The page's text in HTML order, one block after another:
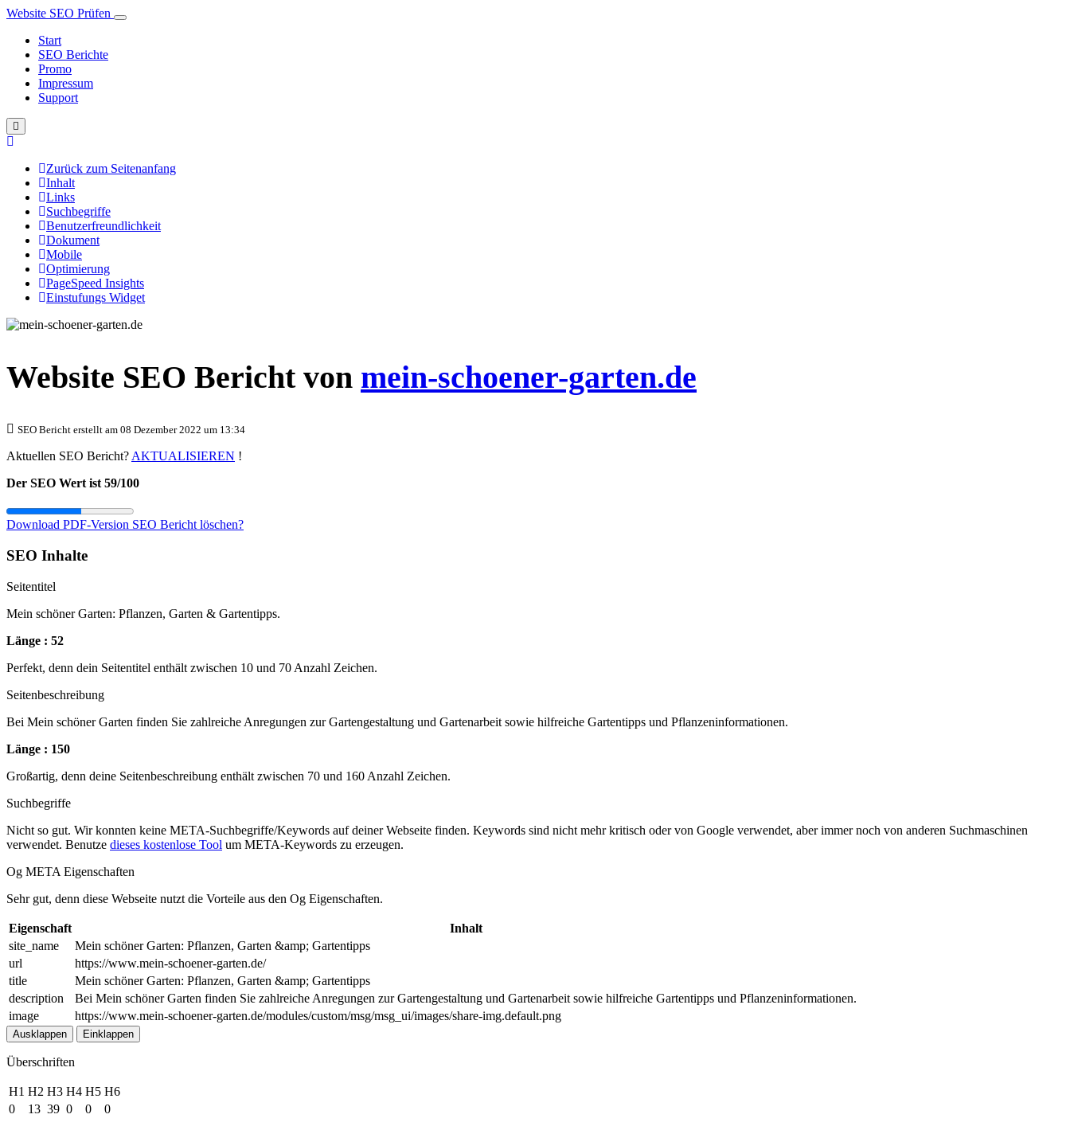
Website SEO Prüfen
Start
SEO Berichte
Promo
Impressum
Support
Zurück zum Seitenanfang
Inhalt
Links
Suchbegriffe
Benutzerfreundlichkeit
Dokument
Mobile
Optimierung
PageSpeed Insights
Einstufungs Widget
Website SEO Bericht von mein-schoener-garten.de
SEO Bericht erstellt am 08 Dezember 2022 um 13:34
Aktuellen SEO Bericht? AKTUALISIEREN !
Der SEO Wert ist 59/100
Download PDF-Version SEO Bericht löschen?
SEO Inhalte
Seitentitel
Mein schöner Garten: Pflanzen, Garten & Gartentipps.
Länge : 52
Perfekt, denn dein Seitentitel enthält zwischen 10 und 70 Anzahl Zeichen.
Seitenbeschreibung
Bei Mein schöner Garten finden Sie zahlreiche Anregungen zur Gartengestaltung und Gartenarbeit sowie hilfreiche Gartentipps und Pflanzeninformationen.
Länge : 150
Großartig, denn deine Seitenbeschreibung enthält zwischen 70 und 160 Anzahl Zeichen.
Suchbegriffe
Nicht so gut. Wir konnten keine META-Suchbegriffe/Keywords auf deiner Webseite finden. Keywords sind nicht mehr kritisch oder von Google verwendet, aber immer noch von anderen Suchmaschinen
verwendet. Benutze dieses kostenlose Tool um META-Keywords zu erzeugen.
Og META Eigenschaften
Sehr gut, denn diese Webseite nutzt die Vorteile aus den Og Eigenschaften.
Eigenschaft
Inhalt
site_name
Mein schöner Garten: Pflanzen, Garten &amp; Gartentipps
url
https://www.mein-schoener-garten.de/
title
Mein schöner Garten: Pflanzen, Garten &amp; Gartentipps
description
Bei Mein schöner Garten finden Sie zahlreiche Anregungen zur Gartengestaltung und Gartenarbeit sowie hilfreiche Gartentipps und Pflanzeninformationen.
image
https://www.mein-schoener-garten.de/modules/custom/msg/msg_ui/images/share-img.default.png
Ausklappen Einklappen
Überschriften
H1 H2 H3 H4 H5 H6
0
13 39 0 0 0